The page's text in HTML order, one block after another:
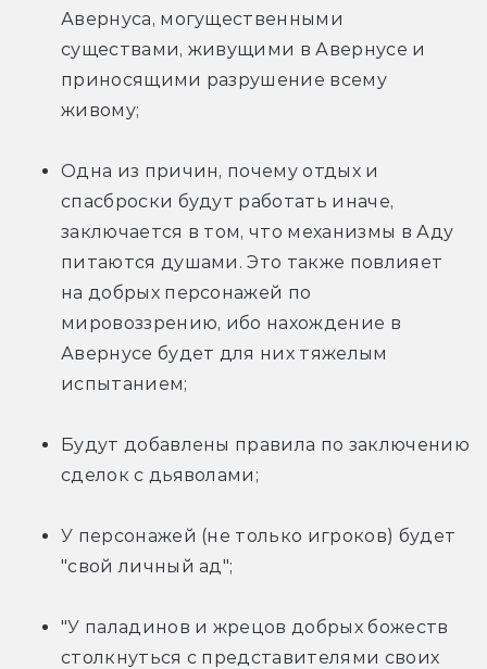
Авернуса, могущественными
существами, живущими в Авернусе и
приносящими разрушение всему
живому;
Одна из причин, почему отдых и
спасброски будут работать иначе,
заключается в том, что механизмы в Аду
питаются душами. Это также повлияет
на добрых персонажей по
мировоззрению, ибо нахождение в
Авернусе будет для них тяжелым
испытанием;
Будут добавлены правила по заключению
сделок с дьяволами;
У персонажей (не только игроков) будет
"свой личный ад";
"У паладинов и жрецов добрых божеств
столкнуться с представителями своих